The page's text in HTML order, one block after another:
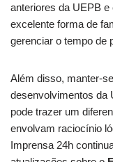
anteriores da UEPB
excelente forma de
gerenciar o tempo de
Além disso, manter-
desenvolvimentos da
pode trazer um
envolvam raciocínio
Imprensa 24h